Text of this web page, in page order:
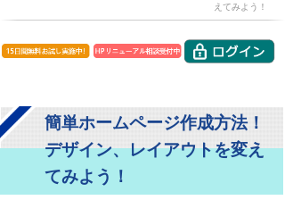
えてみよう！
簡単ホームページ作成方法！
デザイン、レイアウトを変え
てみよう！